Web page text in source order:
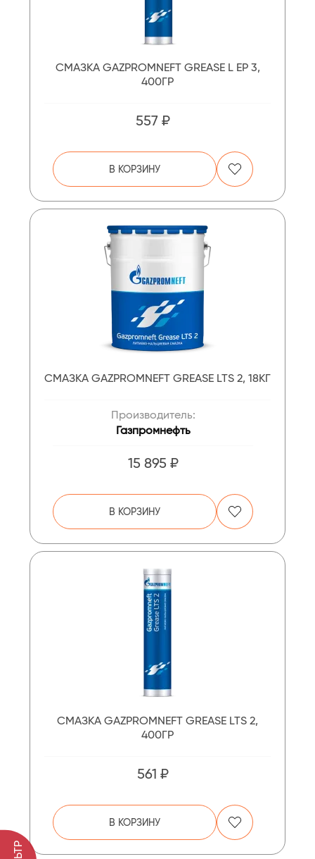
СМАЗКА GAZPROMNEFT GREASE L ЕР 3,
400ГР
557 ₽
В КОРЗИНУ
СМАЗКА GAZPROMNEFT GREASE LTS 2, 18КГ
Производитель:
Газпромнефть
15 895 ₽
В КОРЗИНУ
СМАЗКА GAZPROMNEFT GREASE LTS 2,
400ГР
561 ₽
В КОРЗИНУ